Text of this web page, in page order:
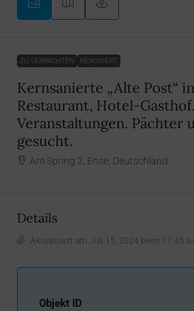
ZU VERPACHTEN RENOVIERT
Kernsanierte „Alte Post“
Restaurant, Hotel-
Veranstaltungen. Pächter
gesucht.
Am Spring 2, Ense, Deutschland
Details
Aktualisiert am Juli 15, 2024 beim 11:45
Objekt ID